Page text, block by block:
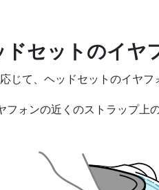
ドセットのイヤ
じて、ヘッドセットのイヤフ
フォンの近くのストラップ上